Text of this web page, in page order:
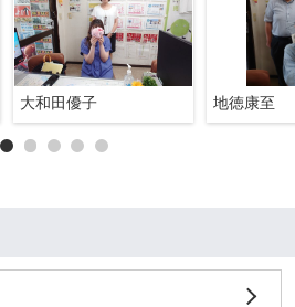
大和田優子 地徳康至